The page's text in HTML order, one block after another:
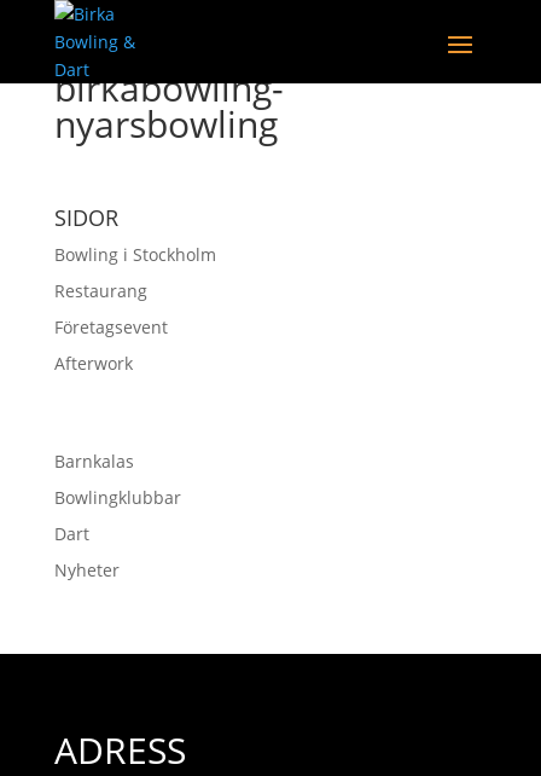
birkabowling-
nyarsbowling
SIDOR
Bowling i Stockholm
Restaurang
Företagsevent
Afterwork
Barnkalas
Bowlingklubbar
Dart
Nyheter
ADRESS